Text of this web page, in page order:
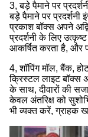
3, बड़े पैमाने पर
बड़े पैमाने पर प्रदर्शनी
प्रकाश बॉक्स अपने
प्रदर्शनी के लिए
आकर्षित करता है, और
4, शॉपिंग मॉल, बैंक,
क्रिस्टल लाइट बॉक्स
के साथ, दीवारों की
केवल अंतरिक्ष को
भी व्यक्त करें, ग्राहक